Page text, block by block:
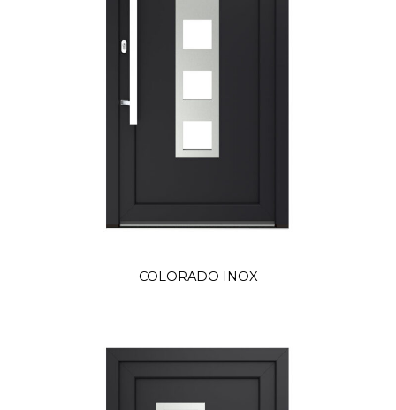
COLORADO INOX